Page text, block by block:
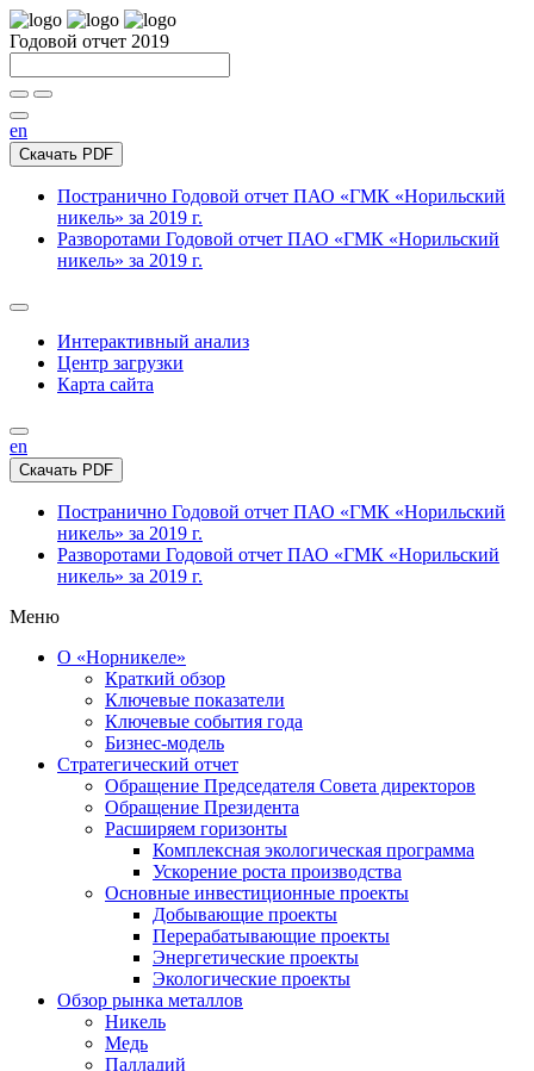
Годовой отчет 2019
en
Скачать PDF
Постранично Годовой отчет ПАО «ГМК «Норильский
никель» за 2019 г.
Разворотами Годовой отчет ПАО «ГМК «Норильский
никель» за 2019 г.
Интерактивный анализ
Центр загрузки
Карта сайта
en
Скачать PDF
Постранично Годовой отчет ПАО «ГМК «Норильский
никель» за 2019 г.
Разворотами Годовой отчет ПАО «ГМК «Норильский
никель» за 2019 г.
Меню
О «Норникеле»
Краткий обзор
Ключевые показатели
Ключевые события года
Бизнес-модель
Стратегический отчет
Обращение Председателя Совета директоров
Обращение Президента
Расширяем горизонты
Комплексная экологическая программа
Ускорение роста производства
Основные инвестиционные проекты
Добывающие проекты
Перерабатывающие проекты
Энергетические проекты
Экологические проекты
Обзор рынка металлов
Никель
Медь
Палладий